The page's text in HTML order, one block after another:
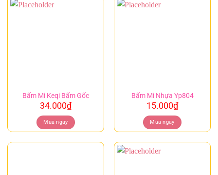
Bấm Mi Keqi Bấm Gốc
34.000₫
Mua ngay
Bấm Mi Nhựa Yp804
15.000₫
Mua ngay